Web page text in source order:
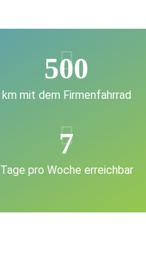
500
km mit dem Firmenfahrrad
7
Tage pro Woche erreichbar